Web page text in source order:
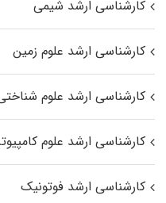
کارشناسی ارشد شیمی
کارشناسی ارشد علوم زمین
کارشناسی ارشد علوم
کارشناسی ارشد علوم
کارشناسی ارشد فوتونیک